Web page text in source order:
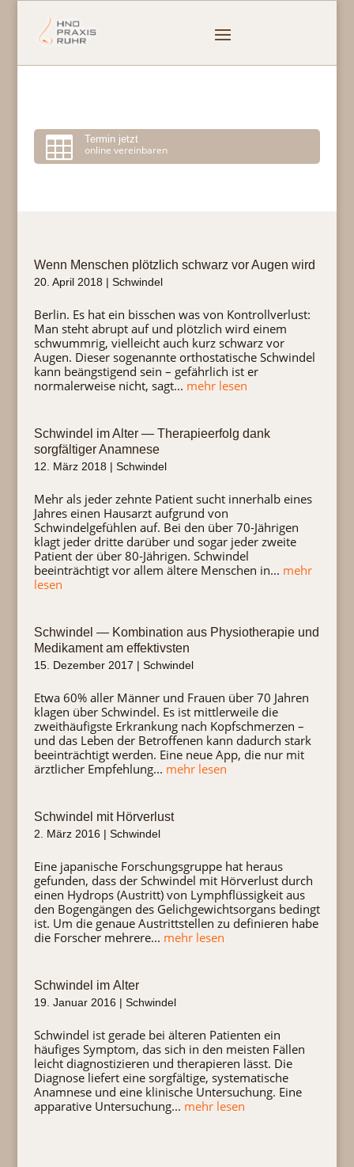
 Termin jetzt
online vereinbaren
Wenn Menschen plötzlich schwarz vor Augen wird
20. April 2018 | Schwindel
Berlin. Es hat ein bisschen was von Kontrollverlust:
Man steht abrupt auf und plötzlich wird einem
schwummrig, vielleicht auch kurz schwarz vor
Augen. Dieser sogenannte orthostatische Schwindel
kann beängstigend sein – gefährlich ist er
normalerweise nicht, sagt... mehr lesen
Schwindel im Alter — Therapieerfolg dank
sorgfältiger Anamnese
12. März 2018 | Schwindel
Mehr als jeder zehnte Patient sucht innerhalb eines
Jahres einen Hausarzt aufgrund von
Schwindelgefühlen auf. Bei den über 70-Jährigen
klagt jeder dritte darüber und sogar jeder zweite
Patient der über 80-Jährigen. Schwindel
beeinträchtigt vor allem ältere Menschen in... mehr
lesen
Schwindel — Kombination aus Physiotherapie und
Medikament am effektivsten
15. Dezember 2017 | Schwindel
Etwa 60% aller Männer und Frauen über 70 Jahren
klagen über Schwindel. Es ist mittlerweile die
zweithäufigste Erkrankung nach Kopfschmerzen –
und das Leben der Betroffenen kann dadurch stark
beeinträchtigt werden. Eine neue App, die nur mit
ärztlicher Empfehlung... mehr lesen
Schwindel mit Hörverlust
2. März 2016 | Schwindel
Eine japanische Forschungsgruppe hat heraus
gefunden, dass der Schwindel mit Hörverlust durch
einen Hydrops (Austritt) von Lymphflüssigkeit aus
den Bogengängen des Gelichgewichtsorgans bedingt
ist. Um die genaue Austrittstellen zu definieren habe
die Forscher mehrere... mehr lesen
Schwindel im Alter
19. Januar 2016 | Schwindel
Schwindel ist gerade bei älteren Patienten ein
häufiges Symptom, das sich in den meisten Fällen
leicht diagnostizieren und therapieren lässt. Die
Diagnose liefert eine sorgfältige, systematische
Anamnese und eine klinische Untersuchung. Eine
apparative Untersuchung... mehr lesen